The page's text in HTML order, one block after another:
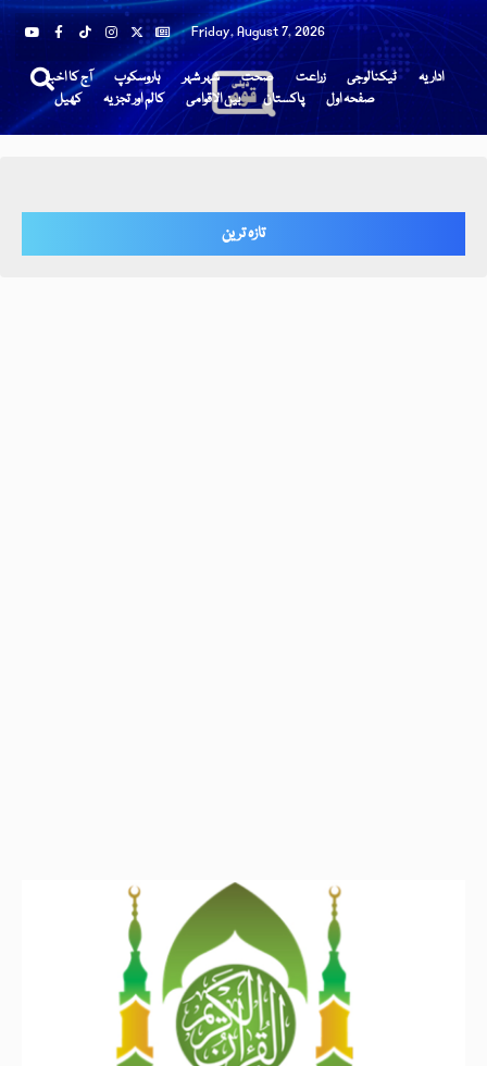
Friday, August 7, 2026
آج کا اخبار ہاروسکوپ شہر شہر صحت زراعت ٹیکنالوجی
اداریہ
کھیل
کالم اور تجزیہ بین الاقوامی پاکستان صفحہ اول
تازہ ترین